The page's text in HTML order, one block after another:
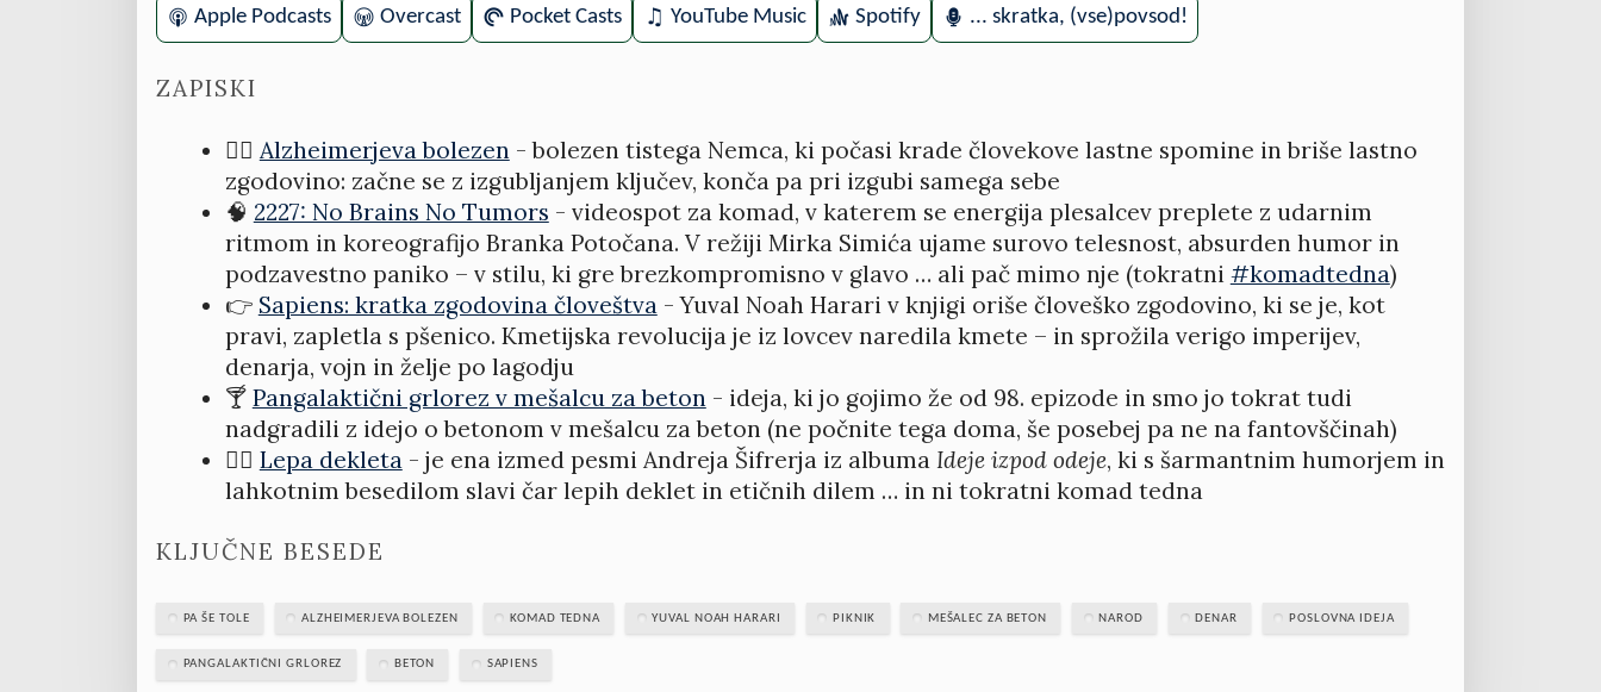
Apple Podcasts Overcast Pocket Casts YouTube Music Spotify ... skratka, (vse)povsod!
ZAPISKI
🤷‍♂️ Alzheimerjeva bolezen- bolezen tistega Nemca, ki počasi krade človekove lastne spomine in briše lastno
zgodovino: začne se z izgubljanjem ključev, konča pa pri izgubi samega sebe
🧠 2227: No Brains No Tumors - videospot za komad, v katerem se energija plesalcev preplete z udarnim
ritmom in koreografijo Branka Potočana. V režiji Mirka Simića ujame surovo telesnost, absurden humor in
podzavestno paniko – v stilu, ki gre brezkompromisno v glavo … ali pač mimo nje (tokratni #komadtedna)
👉 Sapiens: kratka zgodovina človeštva- Yuval Noah Harari v knjigi oriše človeško zgodovino, ki se je, kot
pravi, zapletla s pšenico. Kmetijska revolucija je iz lovcev naredila kmete – in sprožila verigo imperijev,
denarja, vojn in želje po lagodju
🍸 Pangalaktični grlorez v mešalcu za beton- ideja, ki jo gojimo že od 98. epizode in smo jo tokrat tudi
nadgradili z idejo o betonom v mešalcu za beton (ne počnite tega doma, še posebej pa ne na fantovščinah)
👯‍♂️ Lepa dekleta- je ena izmed pesmi Andreja Šifrerja iz albuma Ideje izpod odeje, ki s šarmantnim humorjem in
lahkotnim besedilom slavi čar lepih deklet in etičnih dilem … in ni tokratni komad tedna
KLJUČNE BESEDE
PA ŠE TOLE ALZHEIMERJEVA BOLEZEN KOMAD TEDNA YUVAL NOAH HARARI PIKNIK MEŠALEC ZA BETON NAROD DENAR POSLOVNA IDEJA
PANGALAKTIČNI GRLOREZ BETON SAPIENS